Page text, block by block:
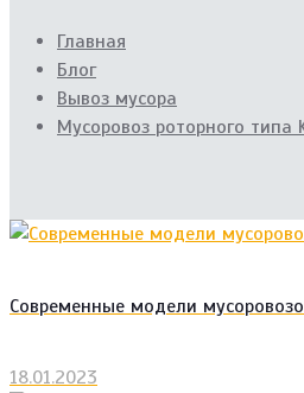
Главная
Блог
Вывоз мусора
Мусоровоз роторного типа
Современные модели
18.01.2023